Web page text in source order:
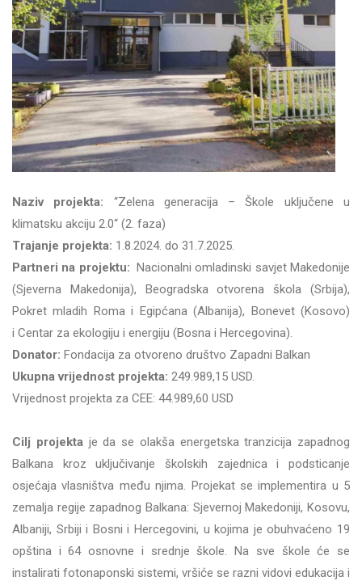
Naziv projekta: “Zelena generacija – Škole uključene u
klimatsku akciju 2.0“ (2. faza)
Trajanje projekta: 1.8.2024. do 31.7.2025.
Partneri na projektu: Nacionalni omladinski savjet Makedonije
(Sjeverna Makedonija), Beogradska otvorena škola (Srbija),
Pokret mladih Roma i Egipćana (Albanija), Bonevet (Kosovo)
i Centar za ekologiju i energiju (Bosna i Hercegovina).
Donator: Fondacija za otvoreno društvo Zapadni Balkan
Ukupna vrijednost projekta: 249.989,15 USD.
Vrijednost projekta za CEE: 44.989,60 USD
Cilj projektaje da se olakša energetska tranzicija zapadnog
Balkana kroz uključivanje školskih zajednica i podsticanje
osjećaja vlasništva među njima. Projekat se implementira u 5
zemalja regije zapadnog Balkana: Sjevernoj Makedoniji, Kosovu,
Albaniji, Srbiji i Bosni i Hercegovini, u kojima je obuhvaćeno 19
opština i 64 osnovne i srednje škole. Na sve škole će se
instalirati fotonaponski sistemi, vršiće se razni vidovi edukacija i